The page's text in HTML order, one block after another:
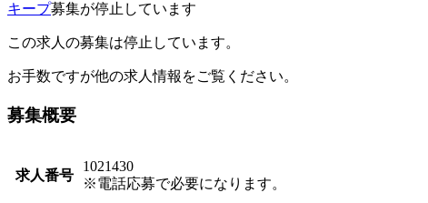
キープ募集が停止しています
この求人の募集は停止しています。
お手数ですが他の求人情報をご覧ください。
募集概要
求人番号
1021430
※電話応募で必要になります。